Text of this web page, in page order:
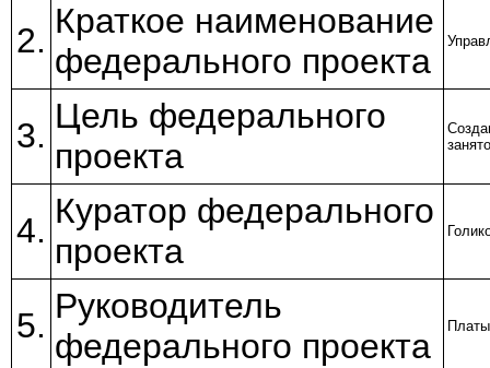
2. Краткое наименование
федерального проекта
3. Цель федерального
проекта
4. Куратор федерального
проекта
5. Руководитель
федерального проекта